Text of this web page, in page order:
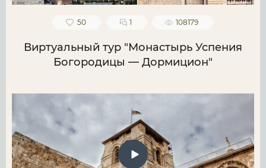
50 1 108179
Виртуальный тур "Монастырь Успения
Богородицы — Дормицион"